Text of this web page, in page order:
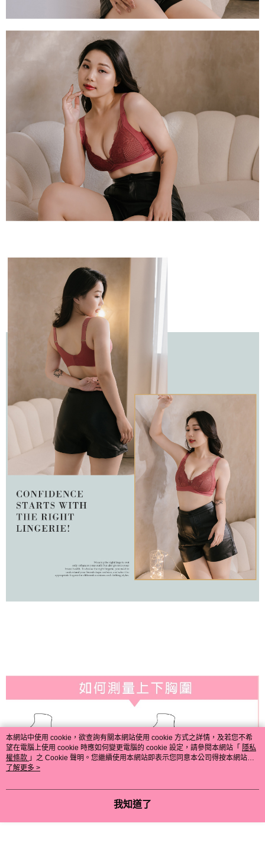
本網站中使用 cookie，欲查詢有關本網站使用 cookie 方式之詳情，及若您不希
望在電腦上使用 cookie 時應如何變更電腦的 cookie 設定，請參閱本網站「 隱私
權條款 」之 Cookie 聲明。您繼續使用本網站即表示您同意本公司得按本網站使
用條款之 Cookie 聲明使用 cookie。
了解更多 >
我知道了